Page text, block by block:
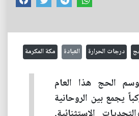
درجات الحرارة العبادة مكة المكرمة
الحج هذا العام
يجمع بين الروحانية